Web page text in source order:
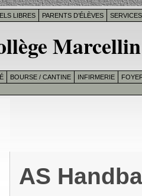
LIBRES PARENTS D’ÉLÈVES
BOURSE / CANTINE INFIRMERIE
AS